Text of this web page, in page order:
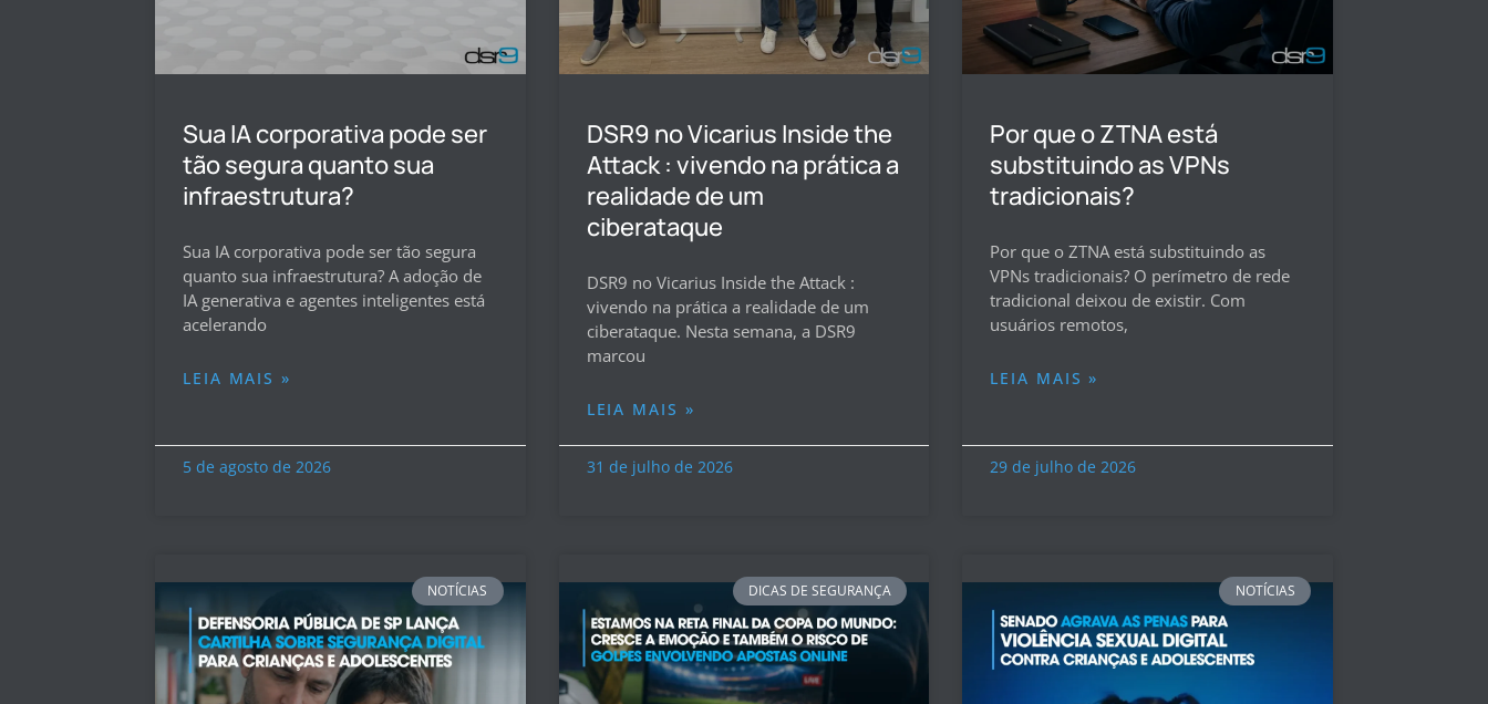
Sua IA corporativa pode ser
tão segura quanto sua
infraestrutura?
Sua IA corporativa pode ser tão segura
quanto sua infraestrutura? A adoção de
IA generativa e agentes inteligentes está
acelerando
LEIA MAIS »
5 de agosto de 2026
DSR9 no Vicarius Inside the
Attack : vivendo na prática a
realidade de um
ciberataque
DSR9 no Vicarius Inside the Attack :
vivendo na prática a realidade de um
ciberataque. Nesta semana, a DSR9
marcou
LEIA MAIS »
31 de julho de 2026
Por que o ZTNA está
substituindo as VPNs
tradicionais?
Por que o ZTNA está substituindo as
VPNs tradicionais? O perímetro de rede
tradicional deixou de existir. Com
usuários remotos,
LEIA MAIS »
29 de julho de 2026
NOTÍCIAS DICAS DE SEGURANÇA NOTÍCIAS